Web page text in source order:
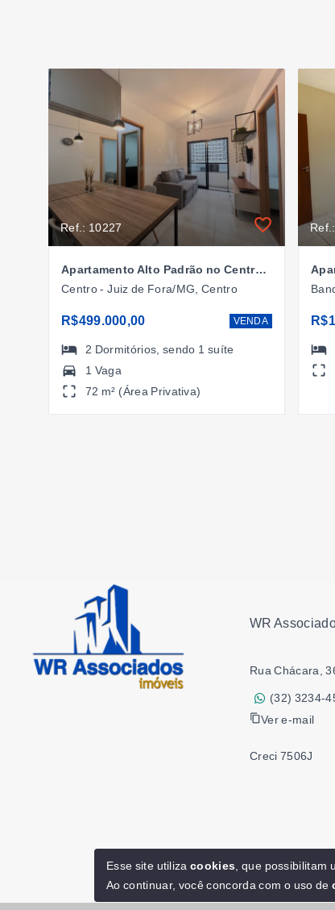
Ref.: 10227
Apartamento Alto Padrão no Centro, Juiz de Fora/MG
Centro - Juiz de Fora/MG, Centro
R$499.000,00 VENDA
2 Dormitórios , sendo 1 suíte
1 Vaga
72 m² (Área Privativa)
WR
Rua Chácara,
(32) 3234-
Ver e-mail
Creci 7506J
Esse site utilizacookies , que possibilitam
Ao continuar, você concorda com o uso de